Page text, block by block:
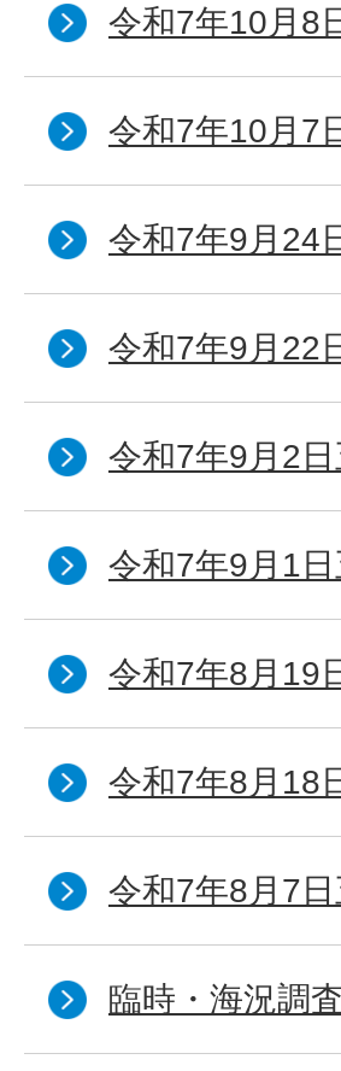
令和7年10月8
令和7年10月7
令和7年9月24
令和7年9月22
令和7年9月2
令和7年9月1
令和7年8月19
令和7年8月18
令和7年8月7
臨時・海況調